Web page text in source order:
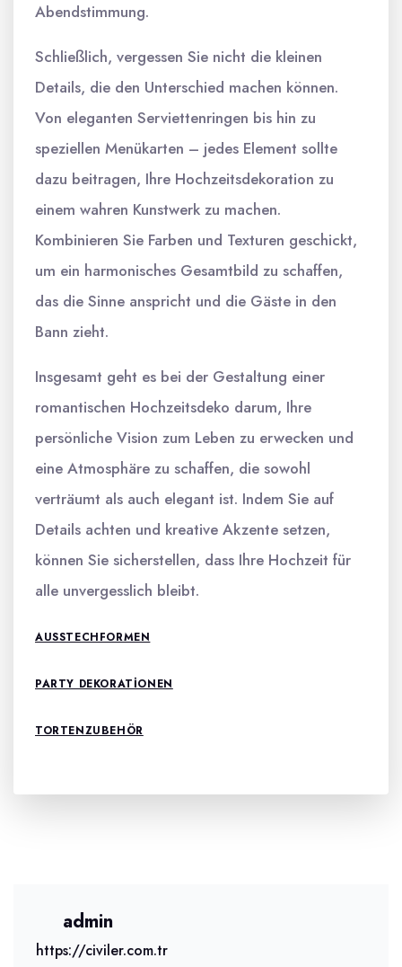
Abendstimmung.
Schließlich, vergessen Sie nicht die kleinen
Details, die den Unterschied machen können.
Von eleganten Serviettenringen bis hin zu
speziellen Menükarten – jedes Element sollte
dazu beitragen, Ihre Hochzeitsdekoration zu
einem wahren Kunstwerk zu machen.
Kombinieren Sie Farben und Texturen geschickt,
um ein harmonisches Gesamtbild zu schaffen,
das die Sinne anspricht und die Gäste in den
Bann zieht.
Insgesamt geht es bei der Gestaltung einer
romantischen Hochzeitsdeko darum, Ihre
persönliche Vision zum Leben zu erwecken und
eine Atmosphäre zu schaffen, die sowohl
verträumt als auch elegant ist. Indem Sie auf
Details achten und kreative Akzente setzen,
können Sie sicherstellen, dass Ihre Hochzeit für
alle unvergesslich bleibt.
AUSSTECHFORMEN
PARTY DEKORATIONEN
TORTENZUBEHÖR
admin
https://civiler.com.tr